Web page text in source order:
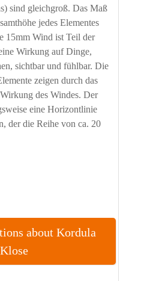
sind gleichgroß. Das Maß
jedes Elementes
15mm Wind ist Teil der
Wirkung auf Dinge,
sichtbar und fühlbar. Die
zeigen durch das
des Windes. Der
eine Horizontlinie
der die Reihe von ca. 20
about Kordula
Klose